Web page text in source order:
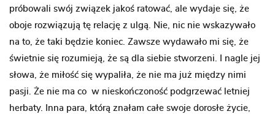
próbowali swój związek jakoś ratować, ale wydaje się, że
oboje rozwiązują tę relację z ulgą. Nie, nic nie wskazywało
na to, że taki będzie koniec. Zawsze wydawało mi się, że
świetnie się rozumieją, że są dla siebie stworzeni. I nagle jej
słowa, że miłość się wypaliła, że nie ma już między nimi
pasji. Że nie ma co w nieskończoność podgrzewać letniej
herbaty. Inna para, którą znałam całe swoje dorosłe życie,